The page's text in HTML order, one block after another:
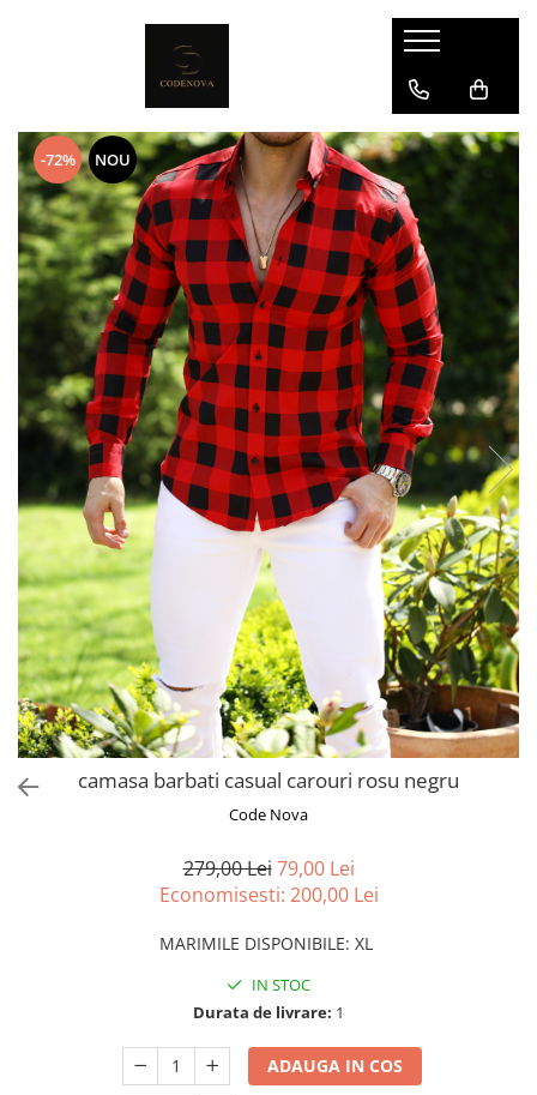
-72% NOU
camasa barbati casual carouri rosu negru
Code Nova
279,00 Lei 79,00 Lei
Economisesti: 200,00 Lei
MARIMILE DISPONIBILE: XL
IN STOC
Durata de livrare: 1
ADAUGA IN COS